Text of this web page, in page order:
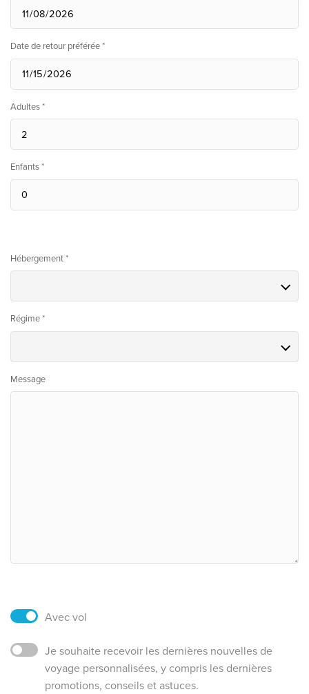
Date de retour préférée *
Adultes *
Enfants *
Hébergement *
Régime *
Message
Avec vol
Je souhaite recevoir les dernières nouvelles de
voyage personnalisées, y compris les dernières
promotions, conseils et astuces.